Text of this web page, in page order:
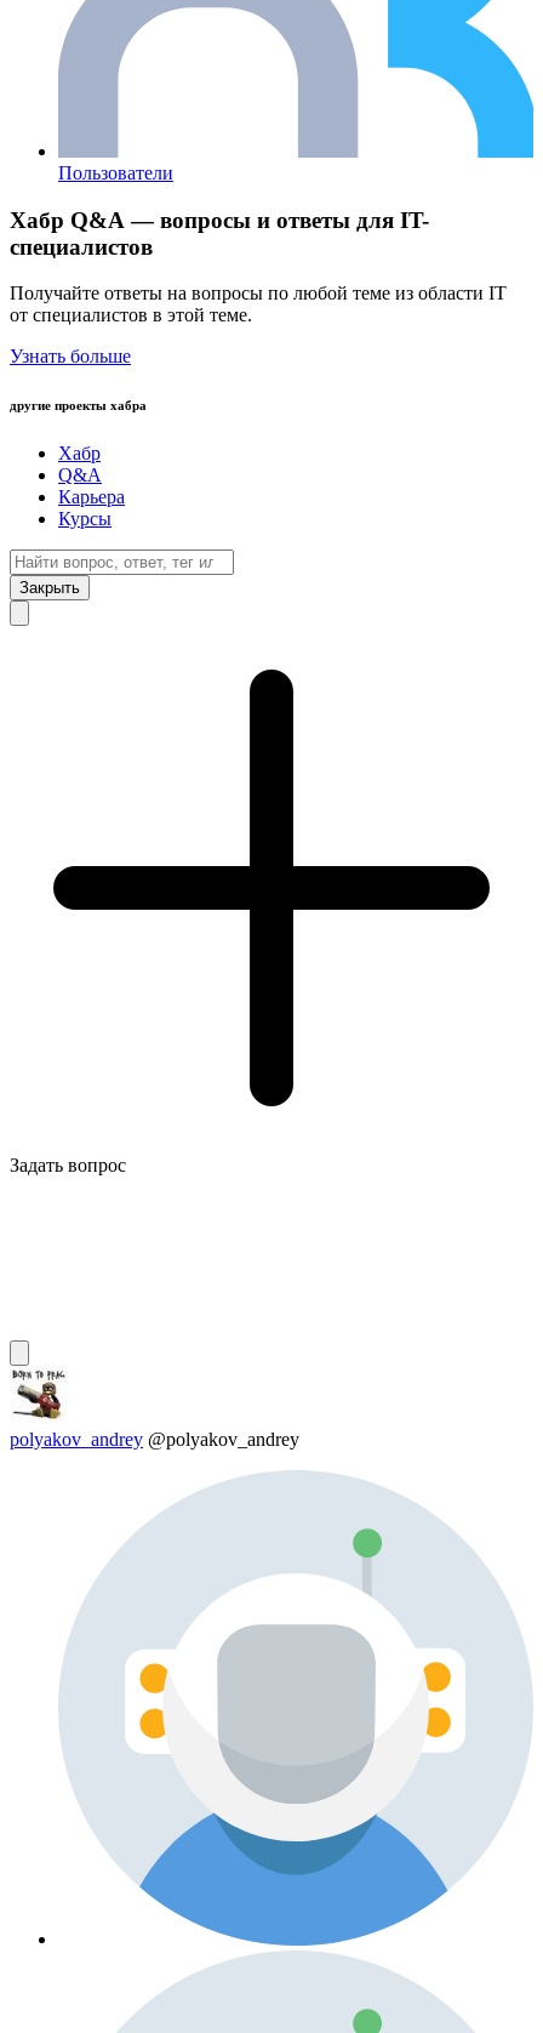
Пользователи
Хабр Q&A — вопросы и ответы для IT-
специалистов
Получайте ответы на вопросы по любой теме из области IT
от специалистов в этой теме.
Узнать больше
другие проекты хабра
Хабр
Q&A
Карьера
Курсы
Закрыть
Задать вопрос
polyakov_andrey @polyakov_andrey